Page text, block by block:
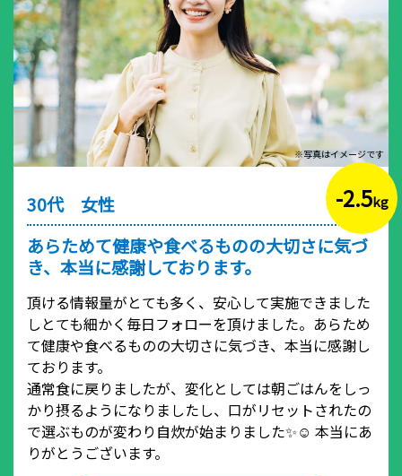
※写真はイメージです
-2.5kg
30代 女性
あらためて健康や食べるものの大切さに気づ
き、本当に感謝しております。
頂ける情報量がとても多く、安心して実施できました
しとても細かく毎日フォローを頂けました。あらため
て健康や食べるものの大切さに気づき、本当に感謝し
ております。
通常食に戻りましたが、変化としては朝ごはんをしっ
かり摂るようになりましたし、口がリセットされたの
で選ぶものが変わり自炊が始まりました✨☺️ 本当にあ
りがとうございます。